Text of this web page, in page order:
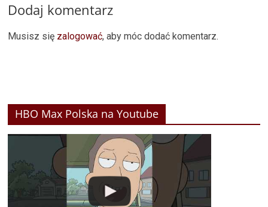
Dodaj komentarz
Musisz się zalogować, aby móc dodać komentarz.
HBO Max Polska na Youtube